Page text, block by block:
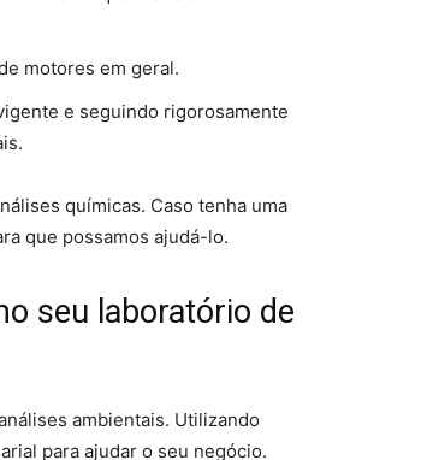
motores em geral.
e seguindo rigorosamente
químicas. Caso tenha uma
que possamos ajudá-lo.
seu laboratório de
ambientais. Utilizando
para ajudar o seu negócio.